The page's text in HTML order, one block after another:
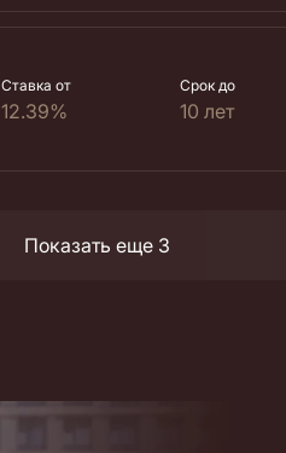
Ставка от
12.39%
Срок до
10 лет
Показать еще 3